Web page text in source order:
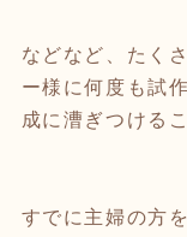
などなど、たく
ー様に何度も試
成に漕ぎつける
すでに主婦の方